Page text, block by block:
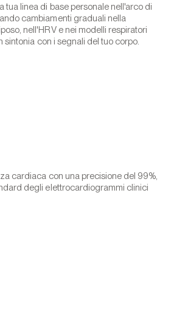
tua linea di base personale nell'arco di
cambiamenti graduali nella
nell'HRV e nei modelli respiratori
sintonia con i segnali del tuo corpo.
cardiaca con una precisione del 99%,
degli elettrocardiogrammi clinici